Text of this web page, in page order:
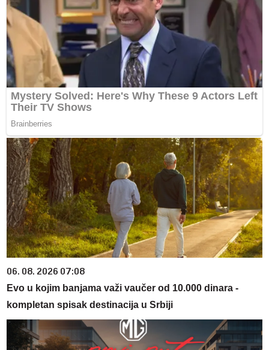
06. 08. 2026 07:08
Evo u kojim banjama važi vaučer od 10.000 dinara -
kompletan spisak destinacija u Srbiji